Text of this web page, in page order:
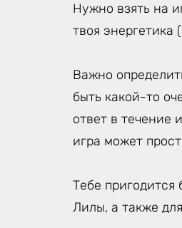
Нужно взять на
твоя энергетика
Важно
быть какой-то
ответ в течение
игра может
Тебе пригодится
Лилы, а также